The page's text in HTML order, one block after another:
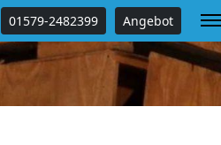
01579-2482399 Angebot